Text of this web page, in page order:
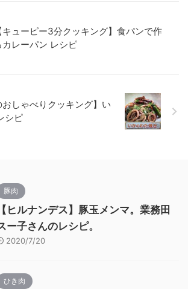
キューピー3分クッキング】食パンで作
カレーパン レシピ
おしゃべりクッキング】い
シピ
豚肉
【ヒルナンデス】豚玉メンマ。業務田
ー子さんのレシピ。
2020/7/20
ひき肉